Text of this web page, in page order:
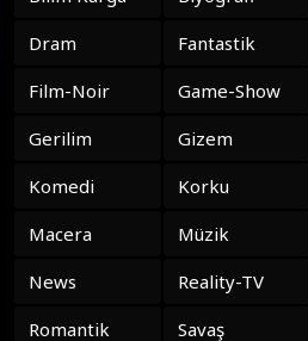
Dram
Fantastik
Film-Noir
Game-Show
Gerilim
Gizem
Komedi
Korku
Macera
Müzik
News
Reality-TV
Romantik
Savaş